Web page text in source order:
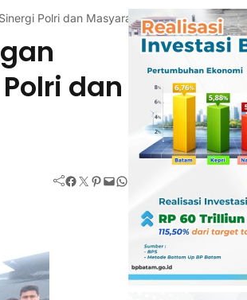
Polri dan Masyarakat Pesisir di
dan
Facebook Twitter Pinterest Mail WhatsApp